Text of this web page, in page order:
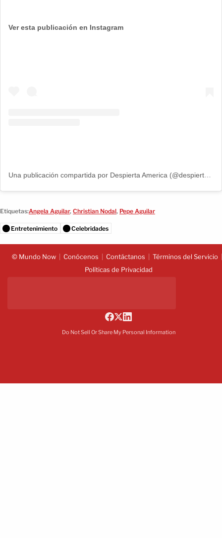
Ver esta publicación en Instagram
Una publicación compartida por Despierta America (@despiertamerica)
Etiquetas:Angela Aguilar, Christian Nodal, Pepe Aguilar
Entretenimiento Celebridades
© Mundo Now Conócenos Contáctanos
Términos del Servicio
Políticas de Privacidad
Do Not Sell Or Share My Personal Information